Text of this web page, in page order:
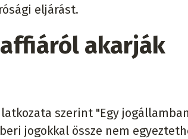
eljárást.
akarják
szerint "Egy jogállamban
jogokkal össze nem